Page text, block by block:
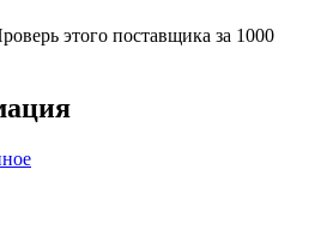
этого поставщика за 1000